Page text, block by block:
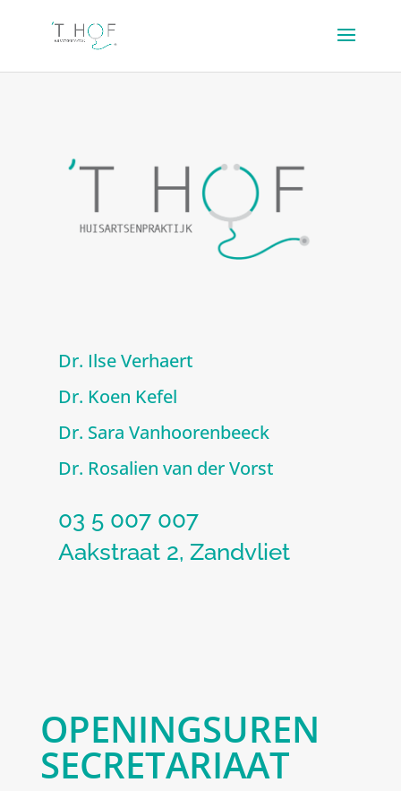
Dr. Ilse Verhaert
Dr. Koen Kefel
Dr. Sara Vanhoorenbeeck
Dr. Rosalien van der Vorst
03 5 007 007
Aakstraat 2, Zandvliet
OPENINGSUREN
SECRETARIAAT